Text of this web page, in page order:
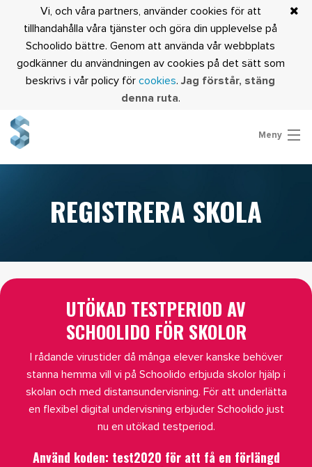
Vi, och våra partners, använder cookies för att
tillhandahålla våra tjänster och göra din upplevelse på
Schoolido bättre. Genom att använda vår webbplats
godkänner du användningen av cookies på det sätt som
beskrivs i vår policy för cookies. Jag förstår, stäng
denna ruta.
Meny
Är du lärare?
REGISTRERA SKOLA
UTÖKAD TESTPERIOD AV
SCHOOLIDO FÖR SKOLOR
I rådande virustider då många elever kanske behöver
stanna hemma vill vi på Schoolido erbjuda skolor hjälp i
skolan och med distansundervisning. För att underlätta
en flexibel digital undervisning erbjuder Schoolido just
nu en utökad testperiod.
Använd koden: test2020 för att få en förlängd